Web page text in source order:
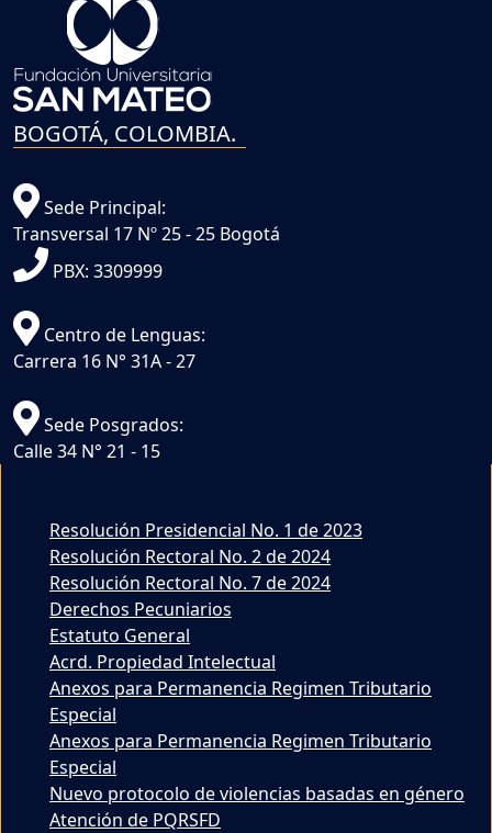
BOGOTÁ, COLOMBIA.
Sede Principal:
Transversal 17 Nº 25 - 25 Bogotá
PBX: 3309999
Centro de Lenguas:
Carrera 16 N° 31A - 27
Sede Posgrados:
Calle 34 N° 21 - 15
Resolución Presidencial No. 1 de 2023
Resolución Rectoral No. 2 de 2024
Resolución Rectoral No. 7 de 2024
Derechos Pecuniarios
Estatuto General
Acrd. Propiedad Intelectual
Anexos para Permanencia Regimen Tributario
Especial
Anexos para Permanencia Regimen Tributario
Especial
Nuevo protocolo de violencias basadas en género
Atención de PQRSFD